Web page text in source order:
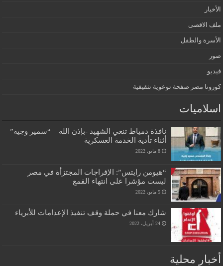
الأخبار
ملف الاقصى
الأسرة والطفل
صور
فيديو
كورونا مصر صفحة توعوية تثقيفية
اسلاميات
نافذة دمياط تنعي الشهيد -بإذن الله – “سمير وجيه”
أثناء تأدية الخدمة العسكرية
8 مايو، 2022
“هيومن رايتس”: الإفراجات المجتزأة في مصر
ليست مؤشرا على انتهاء القمع
5 مايو، 2022
شارك معنا في حملة وقف تنفيذ الإعدامات للأبرياء
24 أبريل، 2022
أخبار محلية